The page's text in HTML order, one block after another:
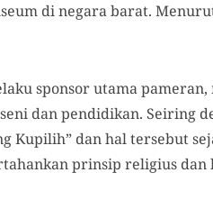
di negara barat.
sponsor utama
dan pendidikan. Seiring
Kupilih” dan hal tersebut
prinsip religius